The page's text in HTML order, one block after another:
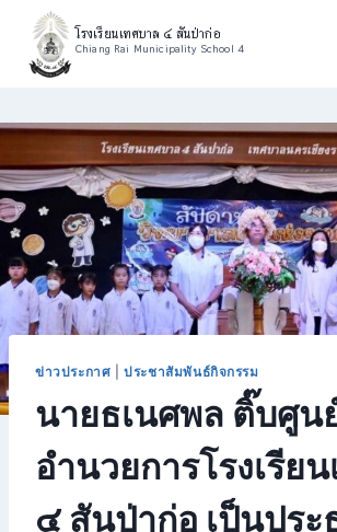
content
โรงเรียนเทศบาล ๔ สันป่าก่อ
Chiang Rai Municipality School 4
ข่าวประกาศ |ประชาสัมพันธ์กิจกรรม
นายธเนศพล ติ๊บศูน
อำนวยการโรงเรีย
๔ สันป่าก่อ เป็นประ